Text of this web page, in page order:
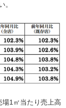
。
1㎡当たり売上高